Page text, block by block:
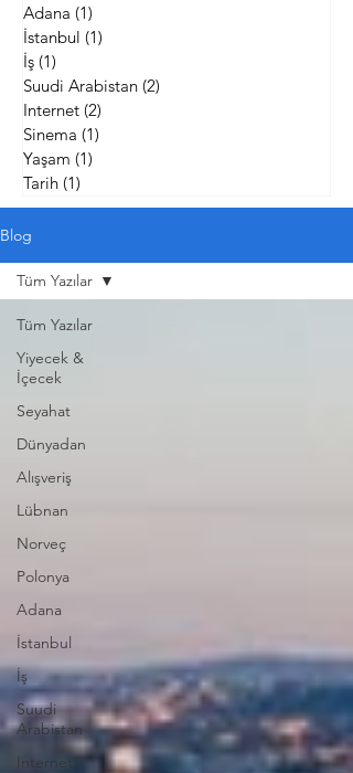
Adana (1)
İstanbul (1)
İş (1)
Suudi Arabistan (2)
Internet (2)
Sinema (1)
Yaşam (1)
Tarih (1)
Blog
Tüm Yazılar
Yiyecek &
İçecek
Seyahat
Dünyadan
Alışveriş
Lübnan
Norveç
Polonya
Adana
İstanbul
İş
Suudi
Arabistan
Internet
Tüm Yazılar